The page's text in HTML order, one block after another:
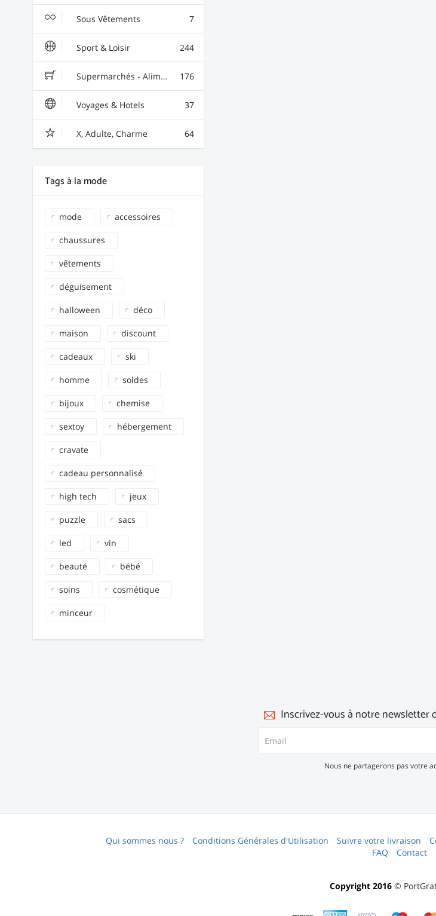
Sous Vêtements 7
Sport & Loisir 244
Supermarchés - Alimentaire - Vin 176
Voyages & Hotels 37
X, Adulte, Charme 64
Tags à la mode
mode accessoires
chaussures
vêtements
déguisement
halloween déco
maison discount
cadeaux ski
homme soldes
bijoux chemise
sextoy hébergement
cravate
cadeau personnalisé
high tech jeux
puzzle sacs
led vin
beauté bébé
soins cosmétique
minceur
Inscrivez-vous à notre newsletter
Nous ne partagerons pas votre
Qui sommes nous ? Conditions Générales d'Utilisation Suivre votre livraison
FAQ
Contact
Copyright 2016 ©